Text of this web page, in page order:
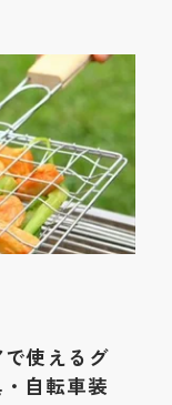
使えるグ
自転車装